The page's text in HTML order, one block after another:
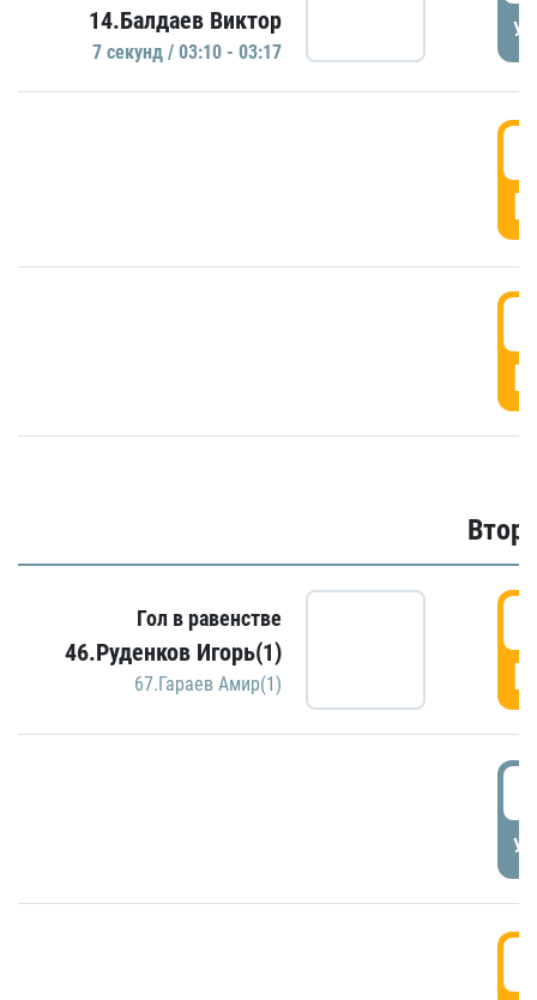
14.Балдаев Виктор
7 секунд / 03:10 - 03:17
Гол в равенстве
46.Руденков Игорь(1)
67.Гараев Амир(1)